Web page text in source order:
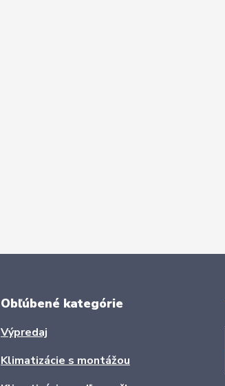
Obľúbené kategórie
Výpredaj
Klimatizácie s montážou